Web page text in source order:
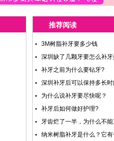
推荐阅读
3M树脂补牙要多少钱
深圳缺了几颗牙要怎么补
补牙之前为什么要钻牙?
深圳补牙后可以保持多长时
为什么说补牙要尽快呢？
补牙后如何做好护理?
牙齿烂了一半，为什么不能
纳米树脂补牙是什么？它有